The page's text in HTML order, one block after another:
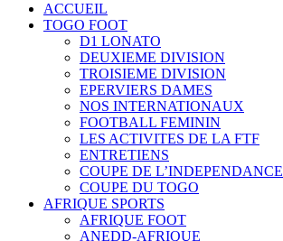
ACCUEIL
TOGO FOOT
D1 LONATO
DEUXIEME DIVISION
TROISIEME DIVISION
EPERVIERS DAMES
NOS INTERNATIONAUX
FOOTBALL FEMININ
LES ACTIVITES DE LA FTF
ENTRETIENS
COUPE DE L’INDEPENDANCE
COUPE DU TOGO
AFRIQUE SPORTS
AFRIQUE FOOT
ANEDD-AFRIQUE